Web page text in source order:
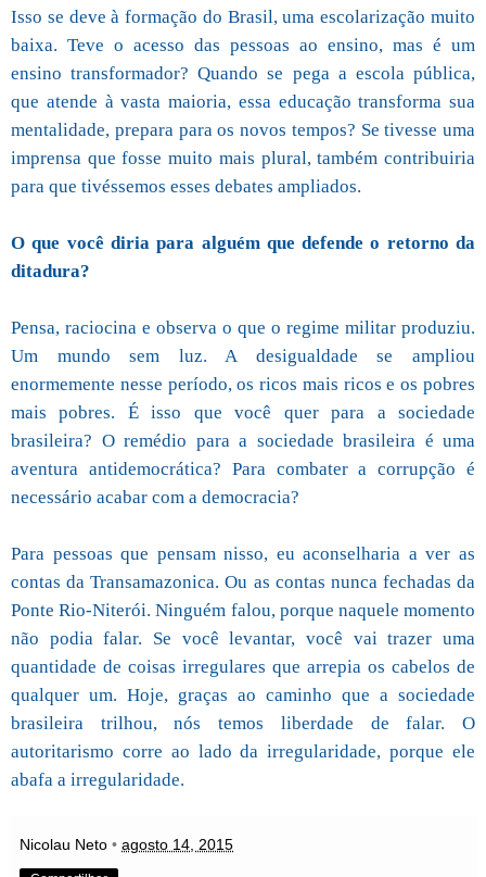
Isso se deve à formação do Brasil, uma escolarização muito
baixa. Teve o acesso das pessoas ao ensino, mas é um
ensino transformador? Quando se pega a escola pública,
que atende à vasta maioria, essa educação transforma sua
mentalidade, prepara para os novos tempos? Se tivesse uma
imprensa que fosse muito mais plural, também contribuiria
para que tivéssemos esses debates ampliados.
O que você diria para alguém que defende o retorno da
ditadura?
Pensa, raciocina e observa o que o regime militar produziu.
Um mundo sem luz. A desigualdade se ampliou
enormemente nesse período, os ricos mais ricos e os pobres
mais pobres. É isso que você quer para a sociedade
brasileira? O remédio para a sociedade brasileira é uma
aventura antidemocrática? Para combater a corrupção é
necessário acabar com a democracia?
Para pessoas que pensam nisso, eu aconselharia a ver as
contas da Transamazonica. Ou as contas nunca fechadas da
Ponte Rio-Niterói. Ninguém falou, porque naquele momento
não podia falar. Se você levantar, você vai trazer uma
quantidade de coisas irregulares que arrepia os cabelos de
qualquer um. Hoje, graças ao caminho que a sociedade
brasileira trilhou, nós temos liberdade de falar. O
autoritarismo corre ao lado da irregularidade, porque ele
abafa a irregularidade.
Nicolau Neto • agosto 14, 2015